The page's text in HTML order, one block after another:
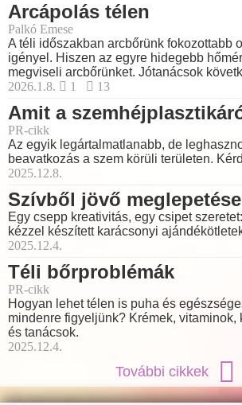
Arcápolás télen
Palkó Emese
A téli időszakban arcbőrünk fokozottabb
igényel. Hiszen az egyre hidegebb
megviseli arcbőrünket. Jótanácsok
2026.1.8.
1 13
Amit a
PR-cikk
Az egyik legártalmatlanabb, de
beavatkozás a szem körüli területen.
2025.12.8.
Szívből jövő
Egy csepp kreativitás, egy csipet
kézzel készített karácsonyi
2025.12.4.
Téli bőrproblémák
PR-cikk
Hogyan lehet télen is puha és
mindenre figyeljünk? Krémek, vitaminok,
és tanácsok.
2025.12.4.
További cikkek